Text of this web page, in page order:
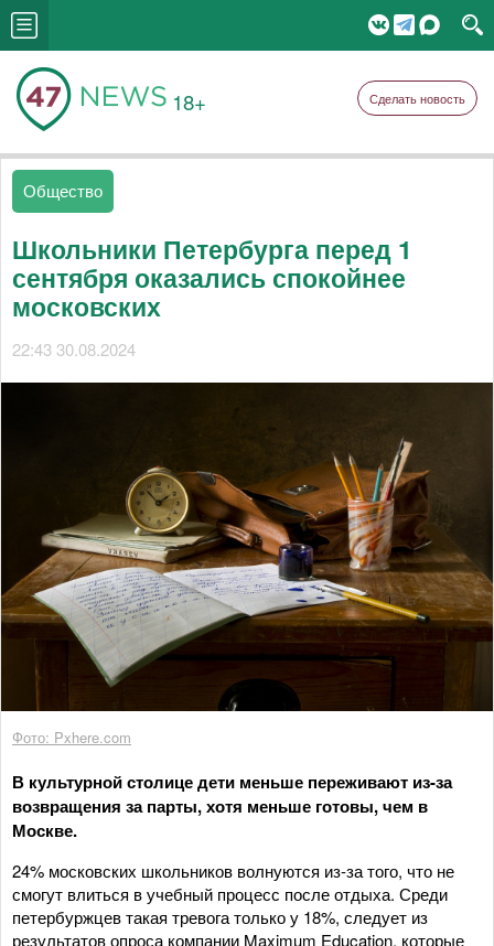
18+ Сделать новость
Общество
Школьники Петербурга перед 1
сентября оказались спокойнее
московских
22:43 30.08.2024
Фото: Pxhere.com
В культурной столице дети меньше переживают из-за
возвращения за парты, хотя меньше готовы, чем в
Москве.
24% московских школьников волнуются из-за того, что не
смогут влиться в учебный процесс после отдыха. Среди
петербуржцев такая тревога только у 18%, следует из
результатов опроса компании Maximum Education, которые